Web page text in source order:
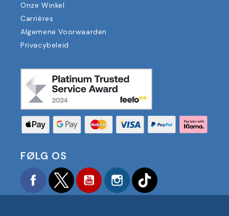
Onze Winkel
Carrières
Algemene Voorwaarden
Privacybeleid
FØLG OS
FacebookTwitter YouTubeInstagram